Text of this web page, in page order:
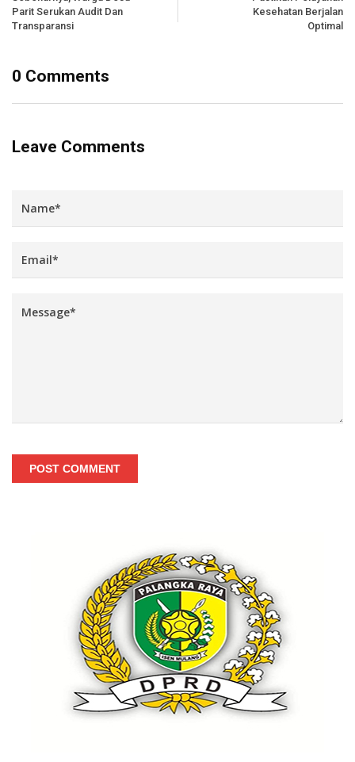
Parit Serukan Audit Dan
Transparansi
Kesehatan Berjalan
Optimal
0 Comments
Leave Comments
POST COMMENT